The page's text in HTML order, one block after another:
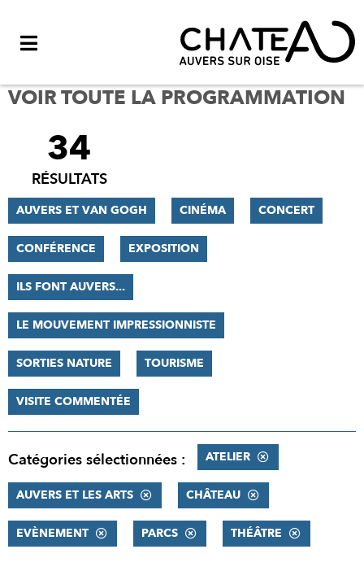
VOIR TOUTE LA PROGRAMMATION
FILTRER
RÉSULTATS
34
RÉSULTATS
AUVERS ET VAN GOGH CINÉMA CONCERT
CONFÉRENCE EXPOSITION
ILS FONT AUVERS...
LE MOUVEMENT IMPRESSIONNISTE
SORTIES NATURE TOURISME
VISITE COMMENTÉE
Catégories sélectionnées : ATELIER
AUVERS ET LES ARTS CHÂTEAU
EVÈNEMENT PARCS THÉÂTRE